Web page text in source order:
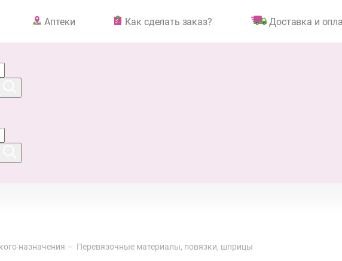
Аптеки Как сделать заказ? Доставка и
назначения Перевязочные материалы, повязки, шприцы